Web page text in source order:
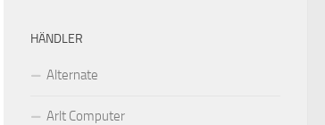
HÄNDLER
Alternate
Arlt Computer